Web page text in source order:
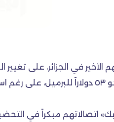
الأخير في الجزائر، على
اتصالاتهم مبكراً في